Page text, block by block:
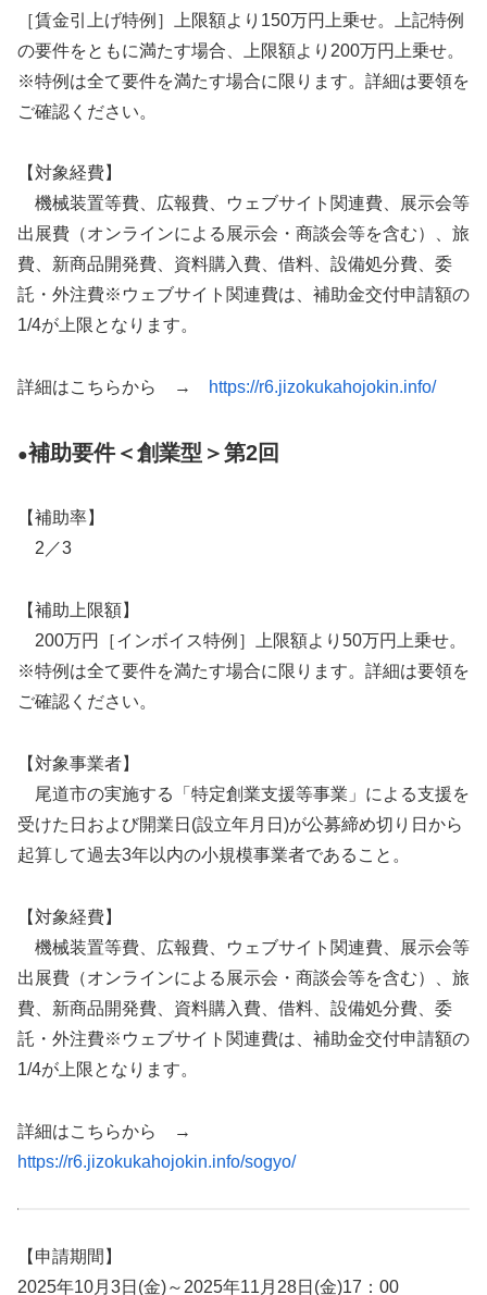
［賃金引上げ特例］上限額より150万円上乗せ。上記特例
の要件をともに満たす場合、上限額より200万円上乗せ。
※特例は全て要件を満たす場合に限ります。詳細は要領を
ご確認ください。
【対象経費】
機械装置等費、広報費、ウェブサイト関連費、展示会等
出展費（オンラインによる展示会・商談会等を含む）、旅
費、新商品開発費、資料購入費、借料、設備処分費、委
託・外注費※ウェブサイト関連費は、補助金交付申請額の
1/4が上限となります。
詳細はこちらから → https://r6.jizokukahojokin.info/
●補助要件＜創業型＞第2回
【補助率】
2／3
【補助上限額】
200万円［インボイス特例］上限額より50万円上乗せ。
※特例は全て要件を満たす場合に限ります。詳細は要領を
ご確認ください。
【対象事業者】
尾道市の実施する「特定創業支援等事業」による支援を
受けた日および開業日(設立年月日)が公募締め切り日から
起算して過去3年以内の小規模事業者であること。
【対象経費】
機械装置等費、広報費、ウェブサイト関連費、展示会等
出展費（オンラインによる展示会・商談会等を含む）、旅
費、新商品開発費、資料購入費、借料、設備処分費、委
託・外注費※ウェブサイト関連費は、補助金交付申請額の
1/4が上限となります。
詳細はこちらから →
https://r6.jizokukahojokin.info/sogyo/
【申請期間】
2025年10月3日(金)～2025年11月28日(金)17：00